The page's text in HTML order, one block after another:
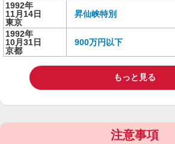
1992年
11月14日
東京
昇仙峡特別
1992年
10月31日
京都
900万円以下
もっと見る
注意事項